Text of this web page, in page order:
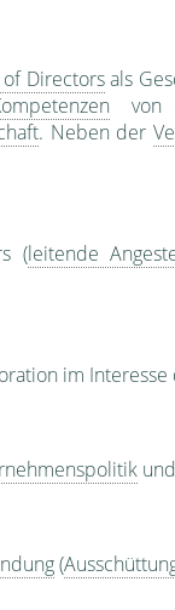
Directorsals
. Neben der
(leitende
im
(